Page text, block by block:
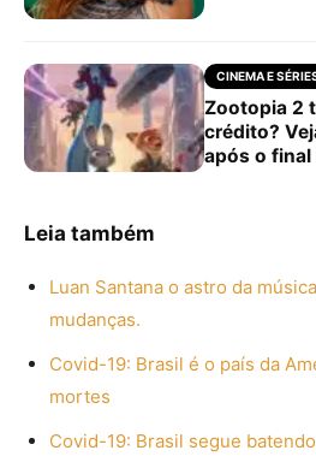
CINEMA E
Zootopia 2
crédito?
após o final
Leia também
Luan Santana o astro da
mudanças.
Covid-19: Brasil é o país da
mortes
Covid-19: Brasil segue